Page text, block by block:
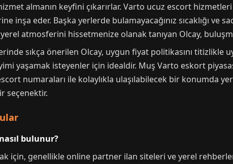
almanın keyfini çıkarırlar. Varto ucuz escort
inşa eder. Başka yerlerde bulamayacağınız sıcaklığı ve
atmosferini hissetmenize olanak tanıyan Olcay,
sıkça önerilen Olcay, uygun fiyat politikasını titizlikle
yaşamak isteyenler için idealdir. Muş Varto eskort
numaraları ile kolaylıkla ulaşılabilecek bir konumda
seçenektir.
bulunur?
için, genellikle online partner ilan siteleri ve yerel